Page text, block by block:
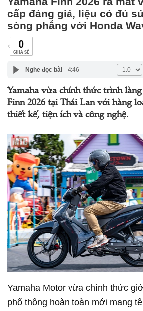
cấp đáng giá, liệu có đủ
sòng phẳng với Honda
0
CHIA SẺ
Nghe đọc bài 4:46
Yamaha vừa chính thức trình
Finn 2026 tại Thái Lan với hàng
thiết kế, tiện ích và công nghệ.
Yamaha Motor vừa chính thức
phổ thông hoàn toàn mới mang